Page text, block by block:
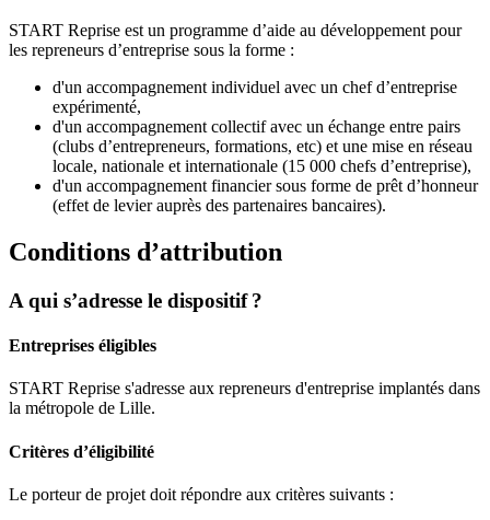
START Reprise est un programme d’aide au développement pour
les repreneurs d’entreprise sous la forme :
d'un accompagnement individuel avec un chef d’entreprise
expérimenté,
d'un accompagnement collectif avec un échange entre pairs
(clubs d’entrepreneurs, formations, etc) et une mise en réseau
locale, nationale et internationale (15 000 chefs d’entreprise),
d'un accompagnement financier sous forme de prêt d’honneur
(effet de levier auprès des partenaires bancaires).
Conditions d’attribution
A qui s’adresse le dispositif ?
Entreprises éligibles
START Reprise s'adresse aux repreneurs d'entreprise implantés dans
la métropole de Lille.
Critères d’éligibilité
Le porteur de projet doit répondre aux critères suivants :